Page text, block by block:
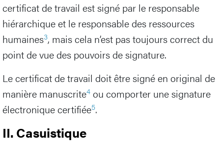
certificat de travail est signé par le responsable
hiérarchique et le responsable des ressources
humaines3, mais cela n’est pas toujours correct du
point de vue des pouvoirs de signature.
Le certificat de travail doit être signé en original de
manière manuscrite4 ou comporter une signature
électronique certifiée5.
II. Casuistique